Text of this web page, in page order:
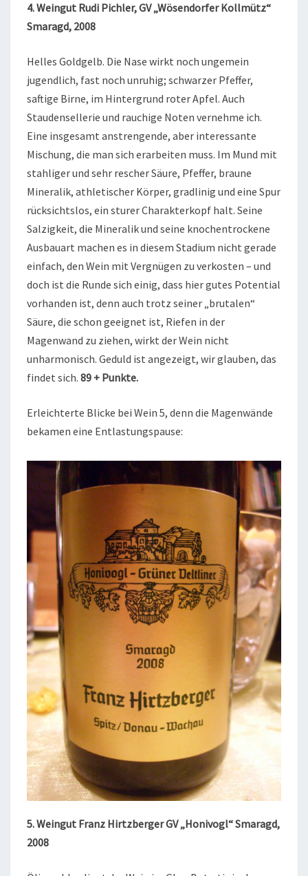
4. Weingut Rudi Pichler, GV „Wösendorfer Kollmütz“
Smaragd, 2008
Helles Goldgelb. Die Nase wirkt noch ungemein
jugendlich, fast noch unruhig; schwarzer Pfeffer,
saftige Birne, im Hintergrund roter Apfel. Auch
Staudensellerie und rauchige Noten vernehme ich.
Eine insgesamt anstrengende, aber interessante
Mischung, die man sich erarbeiten muss. Im Mund mit
stahliger und sehr rescher Säure, Pfeffer, braune
Mineralik, athletischer Körper, gradlinig und eine Spur
rücksichtslos, ein sturer Charakterkopf halt. Seine
Salzigkeit, die Mineralik und seine knochentrockene
Ausbauart machen es in diesem Stadium nicht gerade
einfach, den Wein mit Vergnügen zu verkosten – und
doch ist die Runde sich einig, dass hier gutes Potential
vorhanden ist, denn auch trotz seiner „brutalen“
Säure, die schon geeignet ist, Riefen in der
Magenwand zu ziehen, wirkt der Wein nicht
unharmonisch. Geduld ist angezeigt, wir glauben, das
findet sich. 89 + Punkte.
Erleichterte Blicke bei Wein 5, denn die Magenwände
bekamen eine Entlastungspause:
5. Weingut Franz Hirtzberger GV „Honivogl“ Smaragd,
2008